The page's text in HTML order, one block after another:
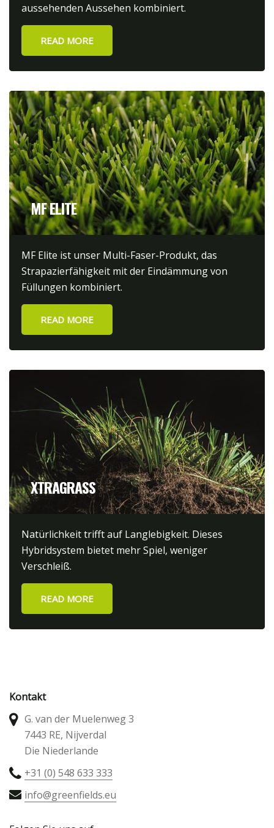
aussehenden Aussehen kombiniert.
READ MORE
MF ELITE
MF Elite ist unser Multi-Faser-Produkt, das
Strapazierfähigkeit mit der Eindämmung von
Füllungen kombiniert.
READ MORE
XTRAGRASS
Natürlichkeit trifft auf Langlebigkeit. Dieses
Hybridsystem bietet mehr Spiel, weniger
Verschleiß.
READ MORE
Kontakt
G. van der Muelenweg 3
7443 RE, Nijverdal
Die Niederlande
+31 (0) 548 633 333
info@greenfields.eu